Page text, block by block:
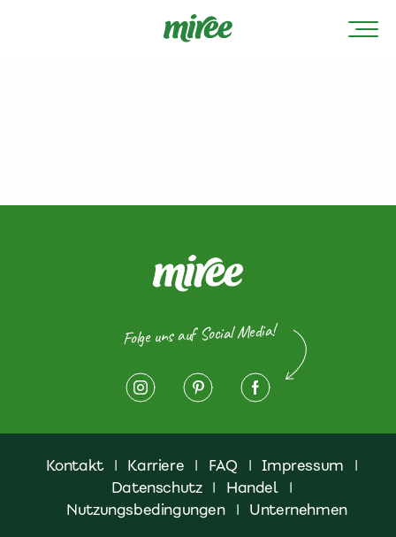
Folge uns auf Social Media!
Kontakt | Karriere | FAQ | Impressum
|
Datenschutz | Handel
|
Nutzungsbedingungen
| Unternehmen